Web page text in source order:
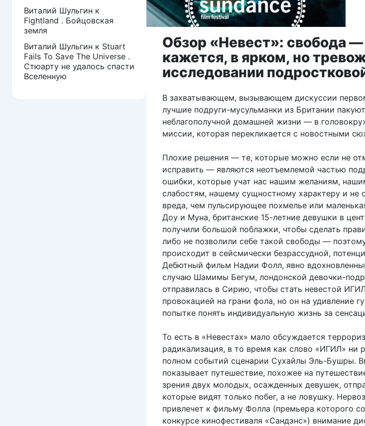
Обзор «Невест»: свобода —
кажется, в ярком, но
исследовании
В захватывающем, вызывающем дискуссии
лучшие подруги-мусульманки из Британии
неблагополучной домашней жизни — в
миссии, которая перекликается с новостными
Плохие решения — те, которые можно если не
исправить — являются неотъемлемой частью
ошибки, которые учат нас нашим желаниям,
слабостям, нашему сущностному характеру и не
вреда, чем пульсирующее похмелье или
Доу и Муна, британские 15-летние девушки в
получили большой поблажки, чтобы сделать
либо не позволили себе такой свободы —
происходит в сейсмически безрассудной,
Дебютный фильм Надии Фолл, явно
случаю Шамимы Бегум, лондонской девочки-
отправилась в Сирию, чтобы стать невестой
провокацией на грани фола, но он на удивление
попытке понять индивидуальную жизнь за
То есть в «Невестах» мало обсуждается
радикализация, в то время как слово «ИГИЛ» ни
полном событий сценарии Сухайлы Эль-Бушры.
показывает путешествие, похожее на
зрения двух молодых, осажденных девушек,
которые видят только побег, а не ловушку.
привлечет к фильму Фолла (премьера которого
конкурсе кинофестиваля «Сандэнс») внимание
Виталий Шульгин к
Fightland . Бойцовская
земля
Виталий Шульгин к Stuart
Fails To Save The Universe .
Стюарту не удалось спасти
Вселенную